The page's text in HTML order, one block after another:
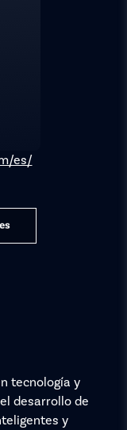
es/
tecnología y
desarrollo de
y